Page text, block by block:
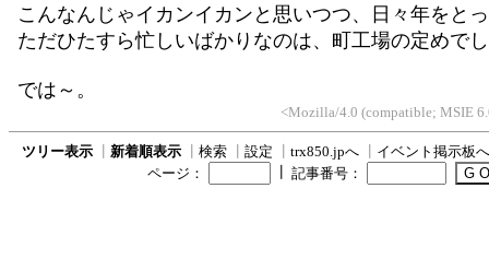
こんなんじゃイカンイカンと思いつつ、日々年をと
ただひたすら忙しいばかりなのは、町工場の定めで
では～。
<Mozilla/4.0 (compatible; MSIE
ツリー表示 新着順表示 検索 設定 trx850.jpへ
イベント掲示板へ
ページ：
記事番号：